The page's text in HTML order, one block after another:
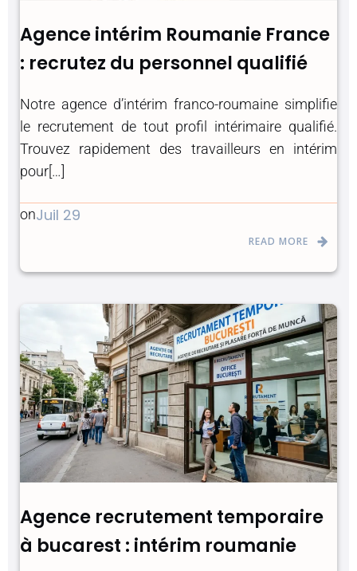
Agence intérim Roumanie France
: recrutez du personnel qualifié
Notre agence d’intérim franco-roumaine simplifie
le recrutement de tout profil intérimaire qualifié.
Trouvez rapidement des travailleurs en intérim
pour[…]
onJuil 29
READ MORE
Agence recrutement temporaire
à bucarest : intérim roumanie